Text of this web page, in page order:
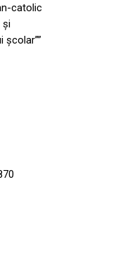
catolic
și
școlar””